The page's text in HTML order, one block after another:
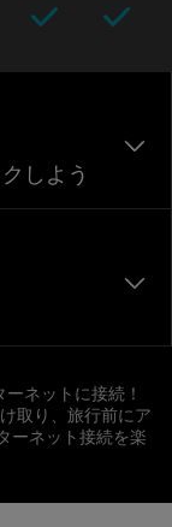
しよう
ネットに接続！
取り、旅行前にア
ーネット接続を楽